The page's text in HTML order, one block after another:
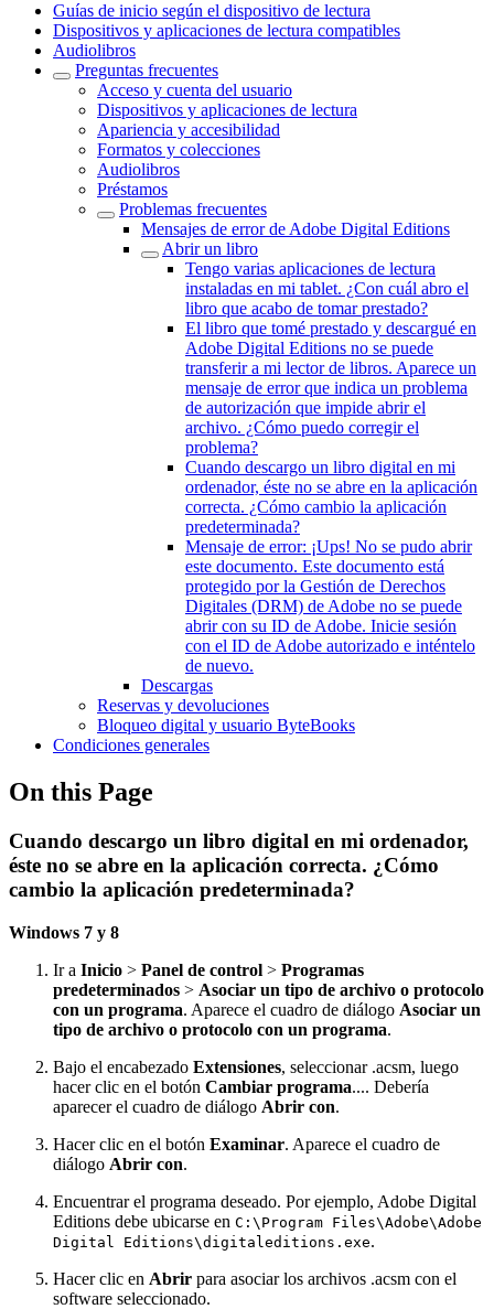
Guías de inicio según el dispositivo de lectura
Dispositivos y aplicaciones de lectura compatibles
Audiolibros
Preguntas frecuentes
Acceso y cuenta del usuario
Dispositivos y aplicaciones de lectura
Apariencia y accesibilidad
Formatos y colecciones
Audiolibros
Préstamos
Problemas frecuentes
Mensajes de error de Adobe Digital Editions
Abrir un libro
Tengo varias aplicaciones de lectura
instaladas en mi tablet. ¿Con cuál abro el
libro que acabo de tomar prestado?
El libro que tomé prestado y descargué en
Adobe Digital Editions no se puede
transferir a mi lector de libros. Aparece un
mensaje de error que indica un problema
de autorización que impide abrir el
archivo. ¿Cómo puedo corregir el
problema?
Cuando descargo un libro digital en mi
ordenador, éste no se abre en la aplicación
correcta. ¿Cómo cambio la aplicación
predeterminada?
Mensaje de error: ¡Ups! No se pudo abrir
este documento. Este documento está
protegido por la Gestión de Derechos
Digitales (DRM) de Adobe no se puede
abrir con su ID de Adobe. Inicie sesión
con el ID de Adobe autorizado e inténtelo
de nuevo.
Descargas
Reservas y devoluciones
Bloqueo digital y usuario ByteBooks
Condiciones generales
On this Page
Cuando descargo un libro digital en mi ordenador,
éste no se abre en la aplicación correcta. ¿Cómo
cambio la aplicación predeterminada?
Windows 7 y 8
Ir a Inicio > Panel de control > Programas
predeterminados > Asociar un tipo de archivo o protocolo
con un programa. Aparece el cuadro de diálogo Asociar un
tipo de archivo o protocolo con un programa.
Bajo el encabezado Extensiones, seleccionar .acsm, luego
hacer clic en el botón Cambiar programa.... Debería
aparecer el cuadro de diálogo Abrir con.
Hacer clic en el botón Examinar. Aparece el cuadro de
diálogo Abrir con.
Encuentrar el programa deseado. Por ejemplo, Adobe Digital
Editions debe ubicarse en C:\Program Files\Adobe\Adobe
Digital Editions\digitaleditions.exe.
Hacer clic en Abrir para asociar los archivos .acsm con el
software seleccionado.